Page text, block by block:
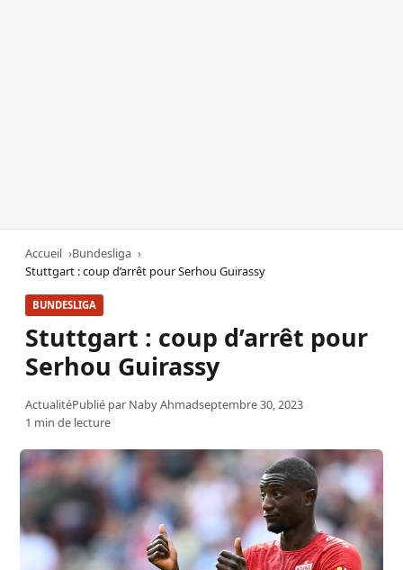
Accueil
Bundesliga
Stuttgart : coup d’arrêt pour Serhou Guirassy
BUNDESLIGA
Stuttgart : coup d’arrêt pour
Serhou Guirassy
ActualitéPublié par Naby Ahmadseptembre 30, 2023
1 min de lecture